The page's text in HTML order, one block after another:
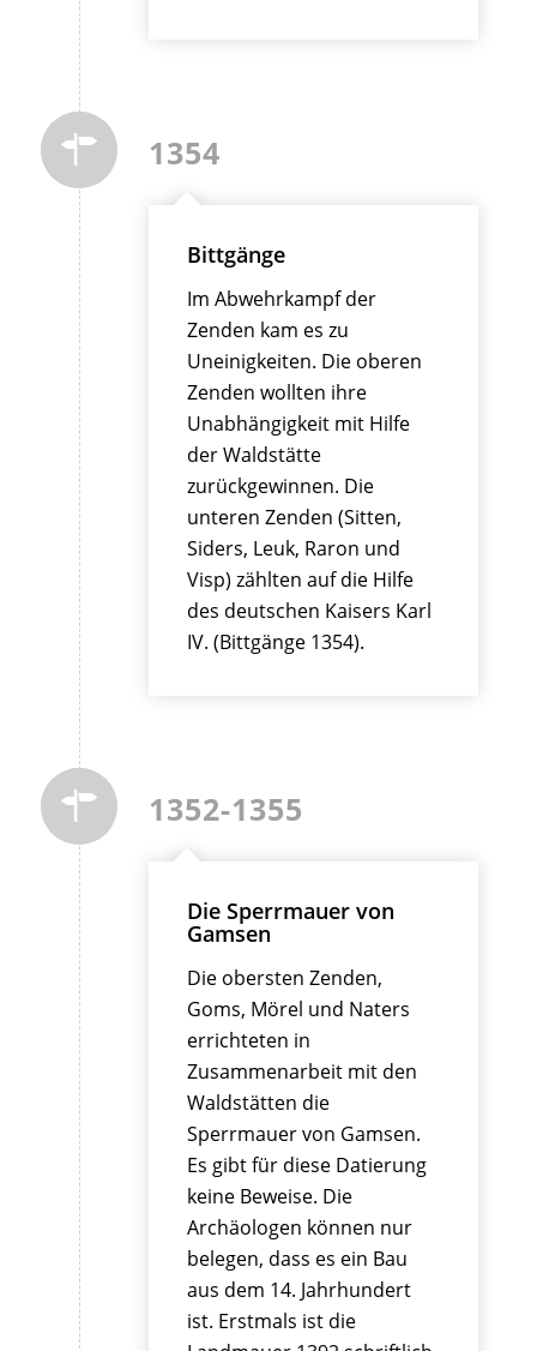
1354
Bittgänge
Im Abwehrkampf der
Zenden kam es zu
Uneinigkeiten. Die oberen
Zenden wollten ihre
Unabhängigkeit mit Hilfe
der Waldstätte
zurückgewinnen. Die
unteren Zenden (Sitten,
Siders, Leuk, Raron und
Visp) zählten auf die Hilfe
des deutschen Kaisers Karl
IV. (Bittgänge 1354).
1352-1355
Die Sperrmauer von
Gamsen
Die obersten Zenden,
Goms, Mörel und Naters
errichteten in
Zusammenarbeit mit den
Waldstätten die
Sperrmauer von Gamsen.
Es gibt für diese Datierung
keine Beweise. Die
Archäologen können nur
belegen, dass es ein Bau
aus dem 14. Jahrhundert
ist. Erstmals ist die